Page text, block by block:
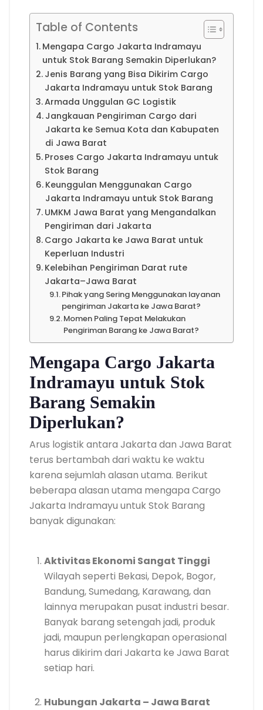
Table of Contents
Mengapa Cargo Jakarta Indramayu
untuk Stok Barang Semakin Diperlukan?
Jenis Barang yang Bisa Dikirim Cargo
Jakarta Indramayu untuk Stok Barang
Armada Unggulan GC Logistik
Jangkauan Pengiriman Cargo dari
Jakarta ke Semua Kota dan Kabupaten
di Jawa Barat
Proses Cargo Jakarta Indramayu untuk
Stok Barang
Keunggulan Menggunakan Cargo
Jakarta Indramayu untuk Stok Barang
UMKM Jawa Barat yang Mengandalkan
Pengiriman dari Jakarta
Cargo Jakarta ke Jawa Barat untuk
Keperluan Industri
Kelebihan Pengiriman Darat rute
Jakarta–Jawa Barat
Pihak yang Sering Menggunakan layanan
pengiriman Jakarta ke Jawa Barat?
Momen Paling Tepat Melakukan
Pengiriman Barang ke Jawa Barat?
Mengapa Cargo Jakarta
Indramayu untuk Stok
Barang Semakin
Diperlukan?
Arus logistik antara Jakarta dan Jawa Barat
terus bertambah dari waktu ke waktu
karena sejumlah alasan utama. Berikut
beberapa alasan utama mengapa Cargo
Jakarta Indramayu untuk Stok Barang
banyak digunakan:
Aktivitas Ekonomi Sangat Tinggi
Wilayah seperti Bekasi, Depok, Bogor,
Bandung, Sumedang, Karawang, dan
lainnya merupakan pusat industri besar.
Banyak barang setengah jadi, produk
jadi, maupun perlengkapan operasional
harus dikirim dari Jakarta ke Jawa Barat
setiap hari.
Hubungan Jakarta – Jawa Barat